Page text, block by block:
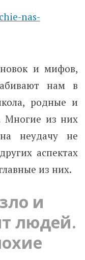
и мифов,
нам в
родные и
Многие из них
неудачу не
аспектах
из них.
и
людей.